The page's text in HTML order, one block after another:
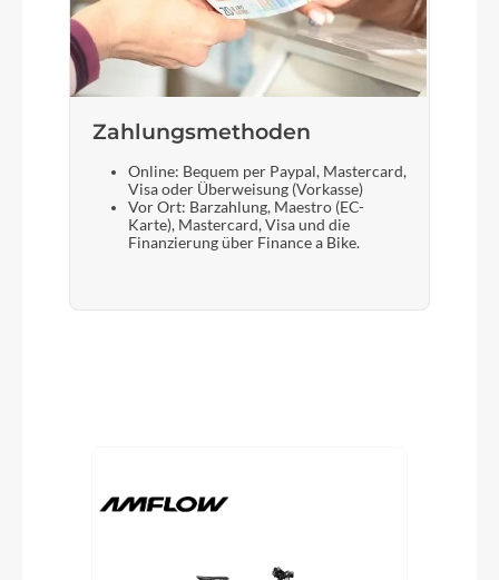
Zahlungsmethoden
Online: Bequem per Paypal, Mastercard,
Visa oder Überweisung (Vorkasse)
Vor Ort: Barzahlung, Maestro (EC-
Karte), Mastercard, Visa und die
Finanzierung über Finance a Bike.